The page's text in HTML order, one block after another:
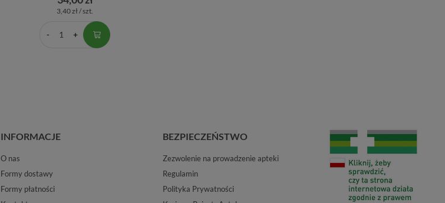
3,40 zł / szt.
INFORMACJE
O nas
Formy dostawy
Formy płatności
BEZPIECZEŃSTWO
Zezwolenie na prowadzenie apteki
Regulamin
Polityka Prywatności